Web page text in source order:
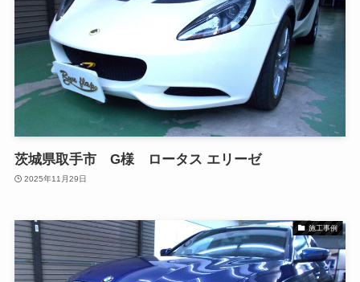
茨城県取手市 G様 ロータス エリーゼ
2025年11月29日
施工事例